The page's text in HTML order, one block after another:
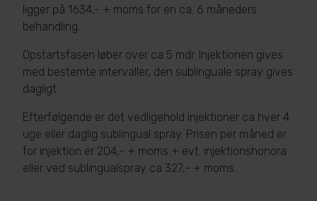
ligger på 1634,- + moms for en ca. 6 måneders
behandling.
Opstartsfasen løber over ca 5 mdr. Injektionen gives
med bestemte intervaller, den sublinguale spray gives
dagligt.
Efterfølgende er det vedligehold injektioner ca hver 4
uge eller daglig sublingual spray. Prisen per måned er
for injektion er 204,- + moms + evt. injektionshonora
eller ved sublingualspray ca 327,- + moms.